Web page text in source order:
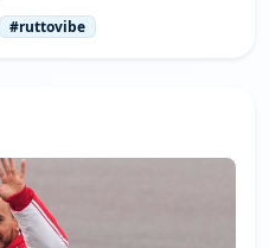
#ruttovibe